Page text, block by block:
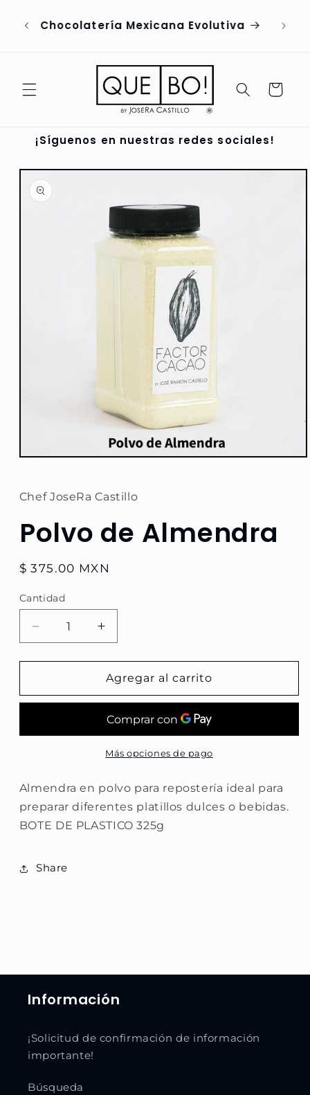
al contenido
Carrito
¡Síguenos en nuestras redes sociales!
directamente
información
Abrir
1
en
ventana
modal
Chef JoseRa Castillo
Polvo de Almendra
Precio
$ 375.00 MXN
Cantidad
Reducir
cantidad
para
de
Aumentar
cantidad
para
Polvo
de
Agregar al carrito
Más opciones de pago
Almendra en polvo para repostería ideal para
preparar diferentes platillos dulces o bebidas.
BOTE DE PLASTICO 325g
Share
Información
¡Solicitud de confirmación de información
importante!
Búsqueda